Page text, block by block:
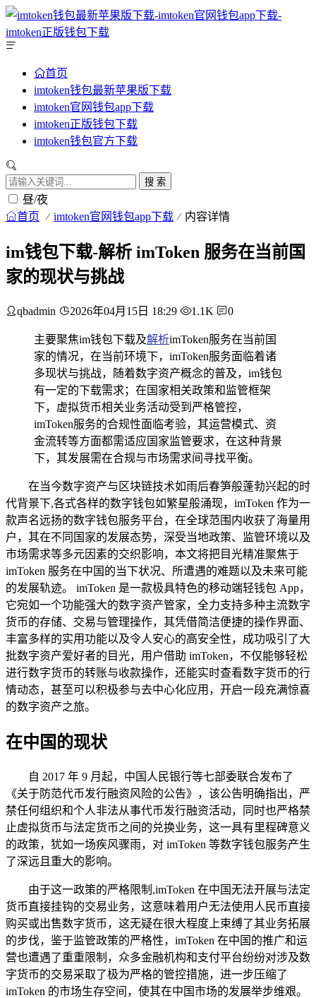
首页
imtoken钱包最新苹果版下载
imtoken官网钱包app下载
imtoken正版钱包下载
imtoken钱包官方下载
搜 索
昼/夜
首页 imtoken官网钱包app下载 内容详情
im钱包下载-解析 imToken 服务在当前国
家的现状与挑战
qbadmin 2026年04月15日 18:29 1.1K 0
主要聚焦im钱包下载及解析imToken服务在当前国
家的情况，在当前环境下，imToken服务面临着诸
多现状与挑战，随着数字资产概念的普及，im钱包
有一定的下载需求；在国家相关政策和监管框架
下，虚拟货币相关业务活动受到严格管控，
imToken服务的合规性面临考验，其运营模式、资
金流转等方面都需适应国家监管要求，在这种背景
下，其发展需在合规与市场需求间寻找平衡。
在当今数字资产与区块链技术如雨后春笋般蓬勃兴起的时
代背景下,各式各样的数字钱包如繁星般涌现，imToken 作为一
款声名远扬的数字钱包服务平台，在全球范围内收获了海量用
户，其在不同国家的发展态势，深受当地政策、监管环境以及
市场需求等多元因素的交织影响，本文将把目光精准聚焦于
imToken 服务在中国的当下状况、所遭遇的难题以及未来可能
的发展轨迹。 imToken 是一款极具特色的移动端轻钱包 App，
它宛如一个功能强大的数字资产管家，全力支持多种主流数字
货币的存储、交易与管理操作，其凭借简洁便捷的操作界面、
丰富多样的实用功能以及令人安心的高安全性，成功吸引了大
批数字资产爱好者的目光，用户借助 imToken，不仅能够轻松
进行数字货币的转账与收款操作，还能实时查看数字货币的行
情动态，甚至可以积极参与去中心化应用，开启一段充满惊喜
的数字资产之旅。
在中国的现状
自 2017 年 9 月起，中国人民银行等七部委联合发布了
《关于防范代币发行融资风险的公告》，该公告明确指出，严
禁任何组织和个人非法从事代币发行融资活动，同时也严格禁
止虚拟货币与法定货币之间的兑换业务，这一具有里程碑意义
的政策，犹如一场疾风骤雨，对 imToken 等数字钱包服务产生
了深远且重大的影响。
由于这一政策的严格限制,imToken 在中国无法开展与法定
货币直接挂钩的交易业务，这意味着用户无法使用人民币直接
购买或出售数字货币，这无疑在很大程度上束缚了其业务拓展
的步伐，鉴于监管政策的严格性，imToken 在中国的推广和运
营也遭遇了重重限制，众多金融机构和支付平台纷纷对涉及数
字货币的交易采取了极为严格的管控措施，进一步压缩了
imToken 的市场生存空间，使其在中国市场的发展举步维艰。